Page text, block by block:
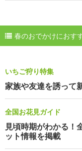
春のおでかけにおす
いちご狩り特集
家族や友達を誘って
全国お花見ガイド
見頃時期がわかる！
ット情報を掲載